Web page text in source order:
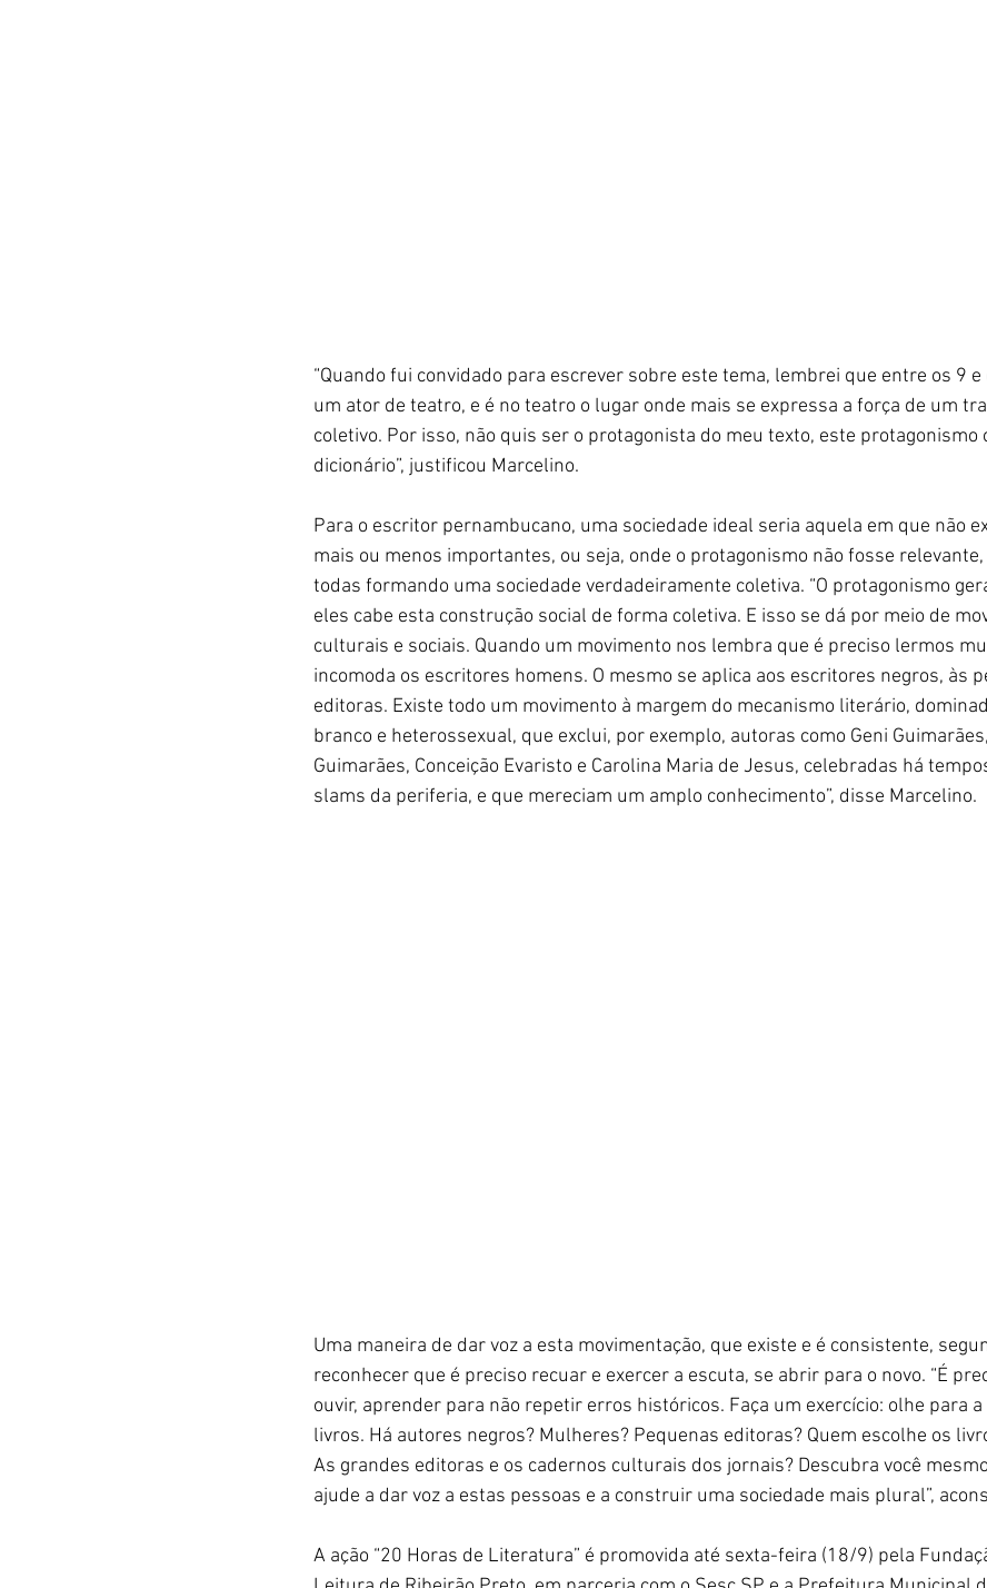
“Quando fui convidado para escrever sobre este tema, lembrei que entre os 9
um ator de teatro, e é no teatro o lugar onde mais se expressa a força de um
coletivo. Por isso, não quis ser o protagonista do meu texto, este protagonismo
dicionário”, justificou Marcelino.
Para o escritor pernambucano, uma sociedade ideal seria aquela em que não
mais ou menos importantes, ou seja, onde o protagonismo não fosse
todas formando uma sociedade verdadeiramente coletiva. “O protagonismo
eles cabe esta construção social de forma coletiva. E isso se dá por meio de
culturais e sociais. Quando um movimento nos lembra que é preciso lermos
incomoda os escritores homens. O mesmo se aplica aos escritores negros, às
editoras. Existe todo um movimento à margem do mecanismo literário,
branco e heterossexual, que exclui, por exemplo, autoras como Geni
Guimarães, Conceição Evaristo e Carolina Maria de Jesus, celebradas há
slams da periferia, e que mereciam um amplo conhecimento”, disse Marcelino.
Uma maneira de dar voz a esta movimentação, que existe e é consistente,
reconhecer que é preciso recuar e exercer a escuta, se abrir para o novo. “É
ouvir, aprender para não repetir erros históricos. Faça um exercício: olhe para
livros. Há autores negros? Mulheres? Pequenas editoras? Quem escolhe os
As grandes editoras e os cadernos culturais dos jornais? Descubra você
ajude a dar voz a estas pessoas e a construir uma sociedade mais plural”,
A ação “20 Horas de Literatura” é promovida até sexta-feira (18/9) pela